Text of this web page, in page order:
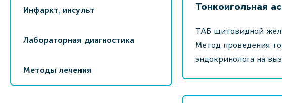
Инфаркт, инсульт
Лабораторная диагностика
Методы лечения
Тонкоигольная
ТАБ щитовидной
Метод проведения
эндокринолога на